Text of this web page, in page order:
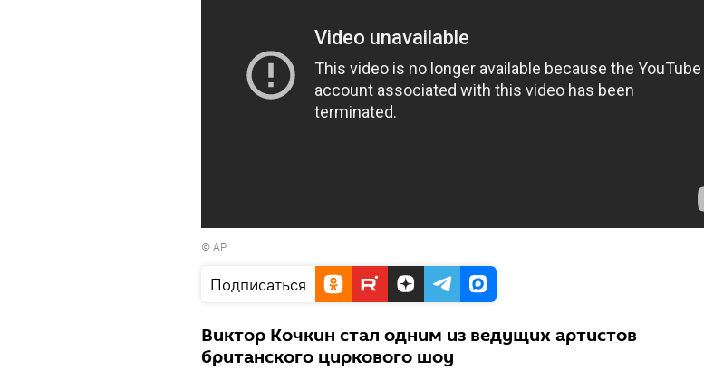
© AP
Подписаться
Виктор Кочкин стал одним из ведущих артистов
британского циркового шоу